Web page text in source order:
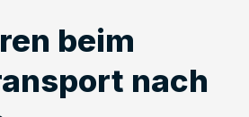
beim
nach